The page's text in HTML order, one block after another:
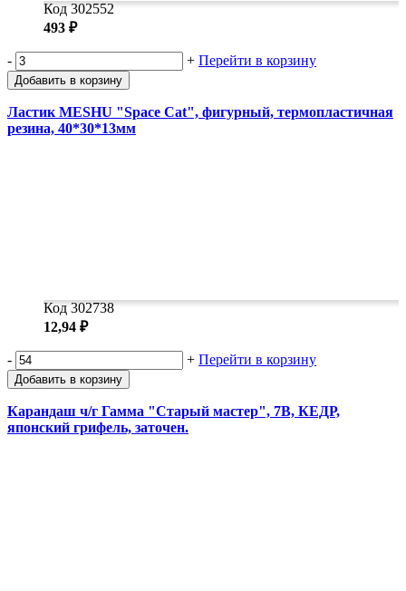
Код 302552
493 ₽
- + Перейти в корзину
Добавить в корзину
Ластик MESHU "Space Cat", фигурный, термопластичная
резина, 40*30*13мм
Код 302738
12,94 ₽
- + Перейти в корзину
Добавить в корзину
Карандаш ч/г Гамма "Старый мастер", 7B, КЕДР,
японский грифель, заточен.